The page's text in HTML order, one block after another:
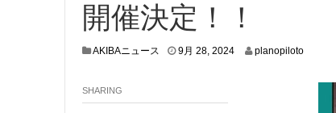
開催決定！！
AKIBAニュース 9月 28, 20249
planopiloto
SHARING